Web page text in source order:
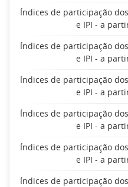
Índices de participação
e IPI - a
Índices de participação
e IPI - a
Índices de participação
e IPI - a
Índices de participação
e IPI - a
Índices de participação
e IPI - a
Índices de participação